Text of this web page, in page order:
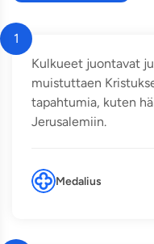
1
Kulkueet juontavat
muistuttaen
tapahtumia, kuten
Jerusalemiin.
Medalius